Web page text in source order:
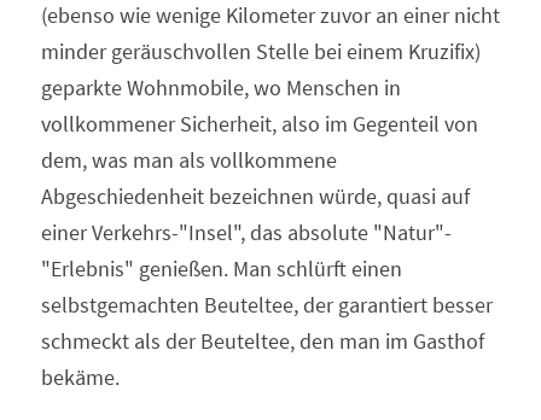
(ebenso wie wenige Kilometer zuvor an einer nicht
minder geräuschvollen Stelle bei einem Kruzifix)
geparkte Wohnmobile, wo Menschen in
vollkommener Sicherheit, also im Gegenteil von
dem, was man als vollkommene
Abgeschiedenheit bezeichnen würde, quasi auf
einer Verkehrs-"Insel", das absolute "Natur"-
"Erlebnis" genießen. Man schlürft einen
selbstgemachten Beuteltee, der garantiert besser
schmeckt als der Beuteltee, den man im Gasthof
bekäme.